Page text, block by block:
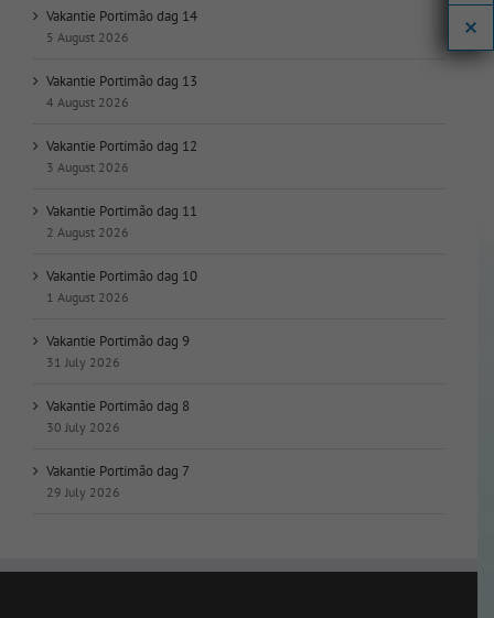
op
datum:
Vakantie Portimão dag 14
5 August 2026
Vakantie Portimão dag 13
4 August 2026
Vakantie Portimão dag 12
3 August 2026
Vakantie Portimão dag 11
2 August 2026
Vakantie Portimão dag 10
1 August 2026
Vakantie Portimão dag 9
31 July 2026
Vakantie Portimão dag 8
30 July 2026
Vakantie Portimão dag 7
29 July 2026